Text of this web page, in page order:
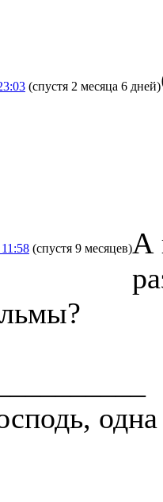
(спустя 2 месяца 6 дней)
(спустя 9 месяцев)А